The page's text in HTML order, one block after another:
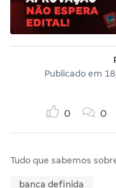
Publicado em
0 0
Tudo que sabemos
banca definida